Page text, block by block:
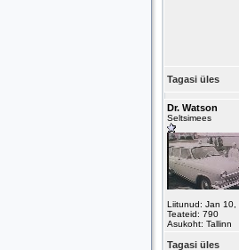
Tagasi üles
Dr. Watson
Seltsimees
Liitunud: Jan 10,
Teateid: 790
Asukoht: Tallinn
Tagasi üles